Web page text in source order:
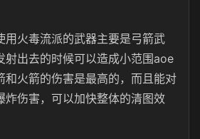
用火毒流派的武器主要是弓箭武
射出去的时候可以造成小范围aoe
和火箭的伤害是最高的，而且能对
炸伤害，可以加快整体的清图效